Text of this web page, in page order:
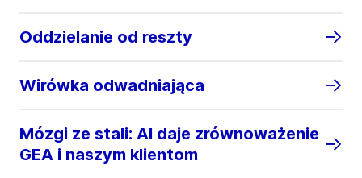
Oddzielanie od reszty
Wirówka odwadniająca
Mózgi ze stali: AI daje zrównoważenie
GEA i naszym klientom